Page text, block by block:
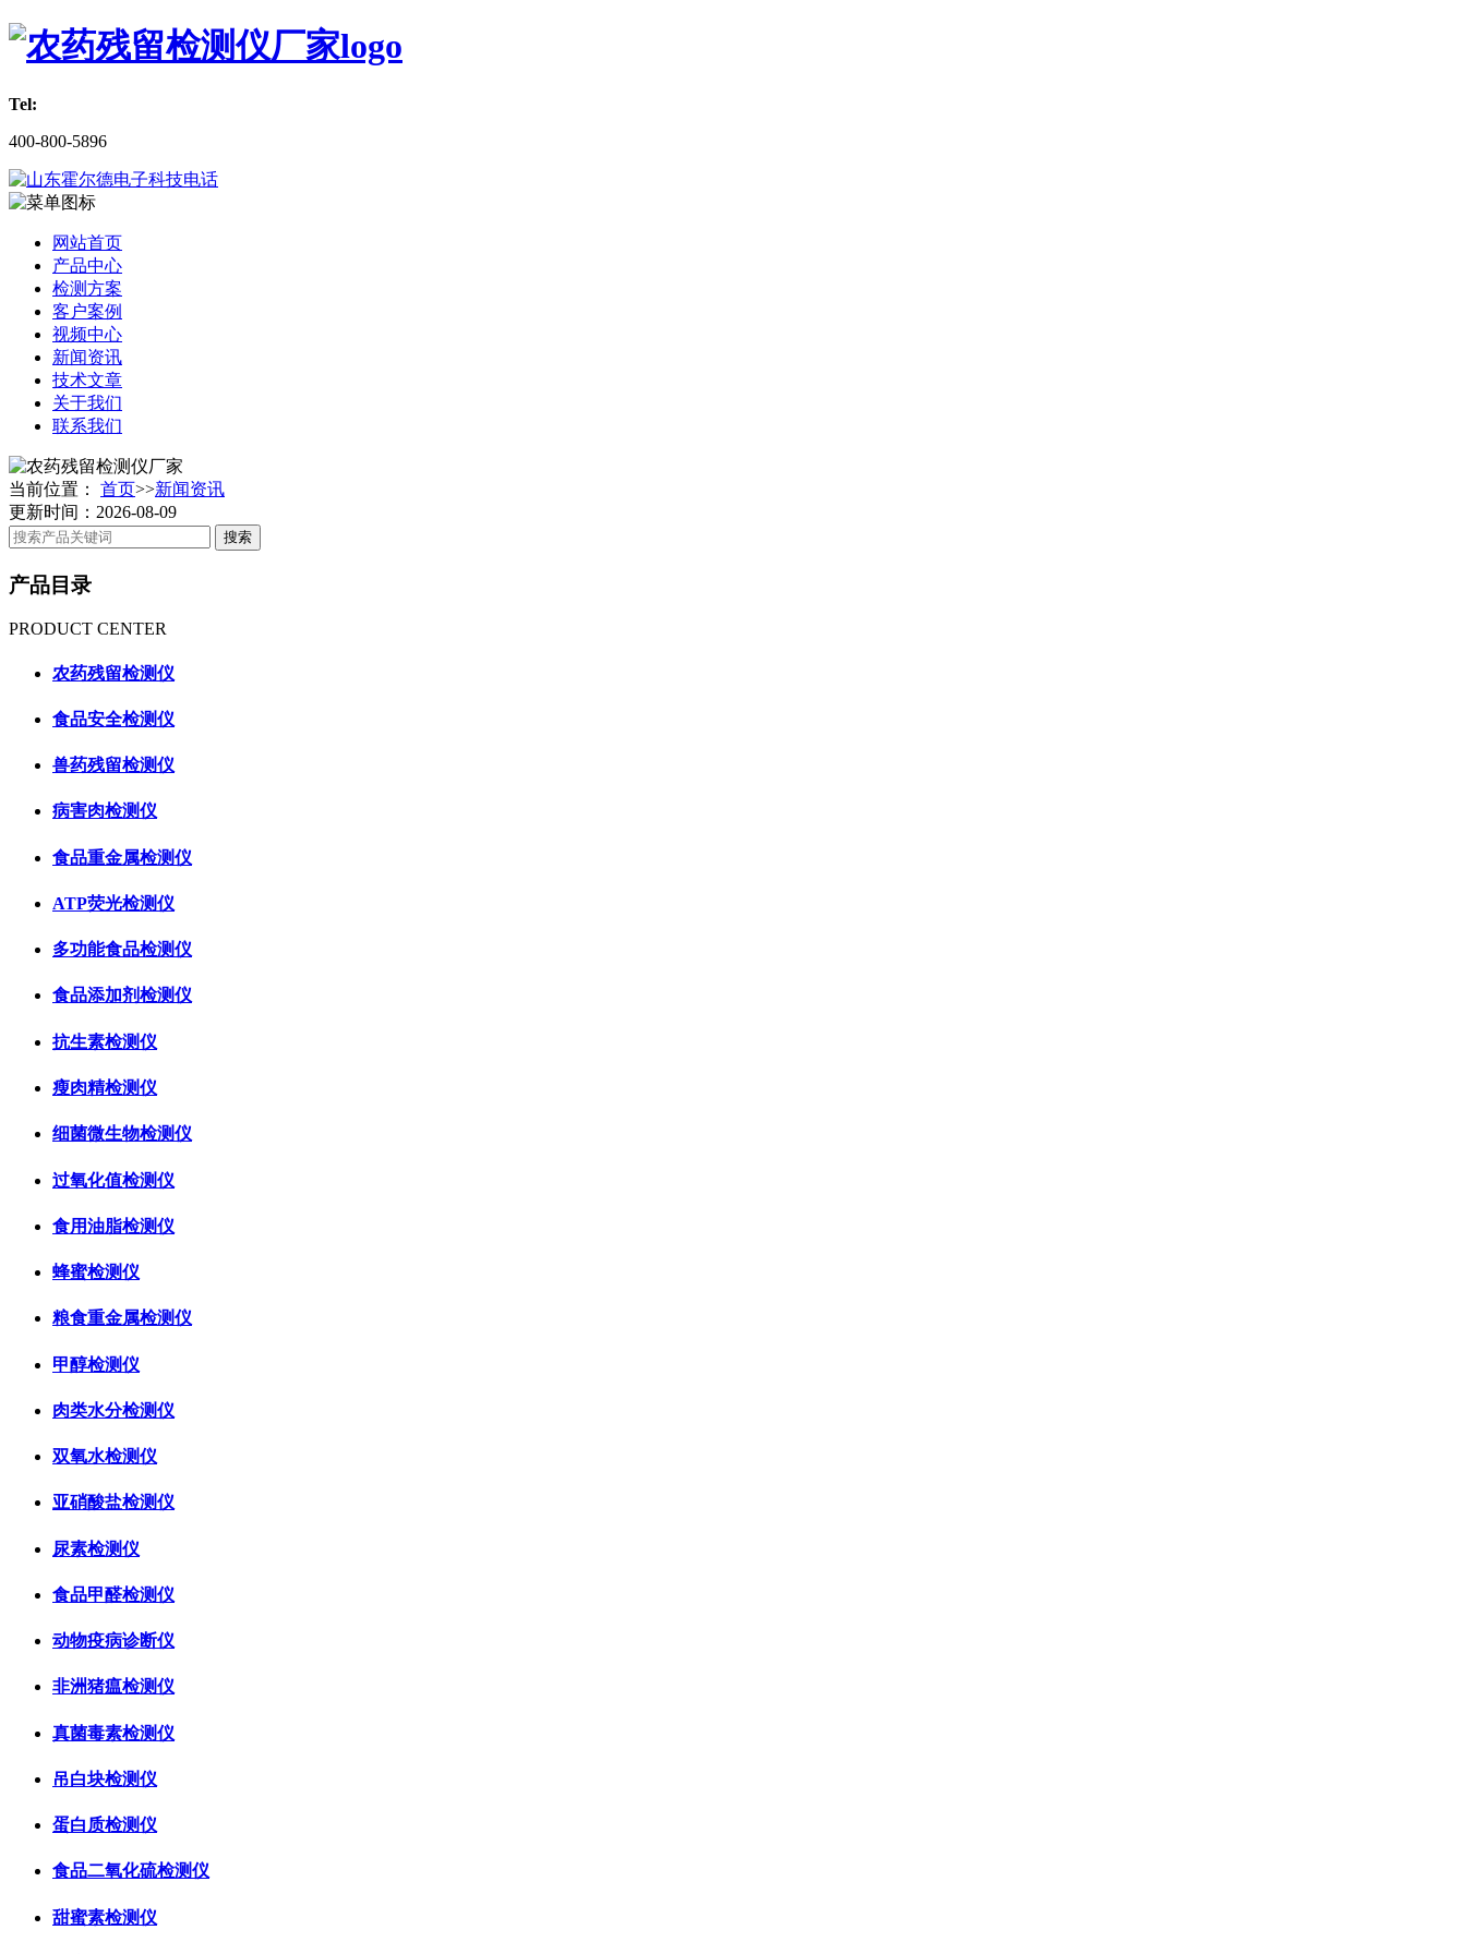
Tel:
400-800-5896
网站首页
产品中心
检测方案
客户案例
视频中心
新闻资讯
技术文章
关于我们
联系我们
当前位置： 首页>>新闻资讯
更新时间：2026-08-09
产品目录
PRODUCT CENTER
农药残留检测仪
食品安全检测仪
兽药残留检测仪
病害肉检测仪
食品重金属检测仪
ATP荧光检测仪
多功能食品检测仪
食品添加剂检测仪
抗生素检测仪
瘦肉精检测仪
细菌微生物检测仪
过氧化值检测仪
食用油脂检测仪
蜂蜜检测仪
粮食重金属检测仪
甲醇检测仪
肉类水分检测仪
双氧水检测仪
亚硝酸盐检测仪
尿素检测仪
食品甲醛检测仪
动物疫病诊断仪
非洲猪瘟检测仪
真菌毒素检测仪
吊白块检测仪
蛋白质检测仪
食品二氧化硫检测仪
甜蜜素检测仪